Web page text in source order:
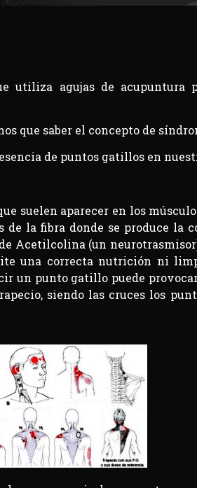
utiliza agujas de acupuntura
que saber el concepto de
de puntos gatillos en
suelen aparecer en los
de la fibra donde se produce la
Acetilcolina (un
una correcta nutrición ni
un punto gatillo puede
siendo las cruces los